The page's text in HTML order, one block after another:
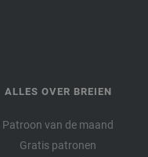
ALLES OVER BREIEN
Patroon van de maand
Gratis patronen